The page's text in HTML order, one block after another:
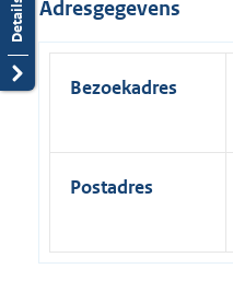
Adresgegevens
Bezoekadres
Postadres